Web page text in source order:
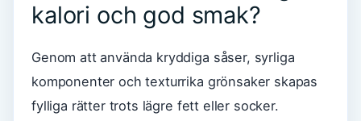
kalori och god smak?
Genom att använda kryddiga såser, syrliga
komponenter och texturrika grönsaker skapas
fylliga rätter trots lägre fett eller socker.